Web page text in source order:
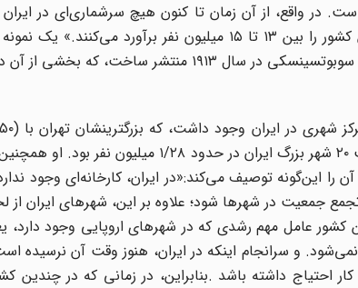
در واقع، از آن زمان تا کنون هیچ سرشماری‌ای در
است، ولی اروپاییانی که با اوضاع ایران آشنا هستند جمعیت این کشور را بین ۱۳ تا ۱۵ میلیون نفر
روس‌ها برای کمتر نشان دادنِ جمعیت ایران مقاله‌ای‌ست که ل. ای. سوبوتسینسکی در سال ۱۹۱۳
تبریز (با ۳۰۰ هزار نفر) جمعیت بودند. علاوه بر این، مجموع جمعیت ۲۰ شهر بزرگ ایران
حداکثر ۱۲ درصد بود، و دلایل آن را این‌گونه توصیف می‌کند:«در ایران، کارخانه‌ای وجود
جمعیت در شهرها شود؛ علاوه بر این، شهرهای ایران
کشور عامل مهم رشدی که در شهرهای اروپایی وجود
نمی‌شود. و سرانجام اینکه در ایران، هنوز وقت آن نرسیده
احتیاج داشته باشد .بنابراین، در زمانی که در چندین